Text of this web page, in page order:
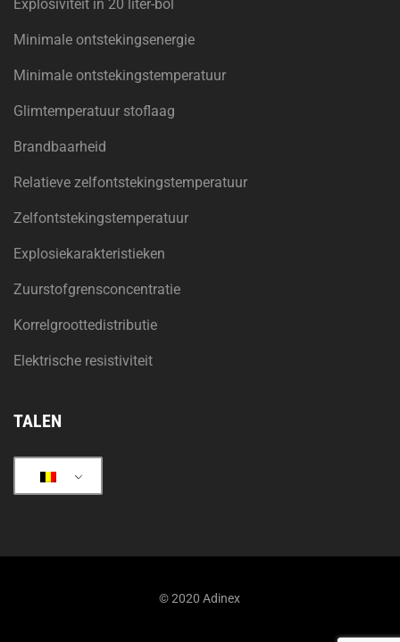
Explosiviteit in 20 liter-bol
Minimale ontstekingsenergie
Minimale ontstekingstemperatuur
Glimtemperatuur stoflaag
Brandbaarheid
Relatieve zelfontstekingstemperatuur
Zelfontstekingstemperatuur
Explosiekarakteristieken
Zuurstofgrensconcentratie
Korrelgroottedistributie
Elektrische resistiviteit
TALEN
© 2020 Adinex